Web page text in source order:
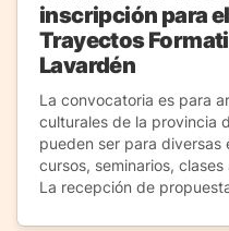
inscripción para
Trayectos
Lavardén
La convocatoria es para
culturales de la provincia
pueden ser para diversas
cursos, seminarios,
La recepción de